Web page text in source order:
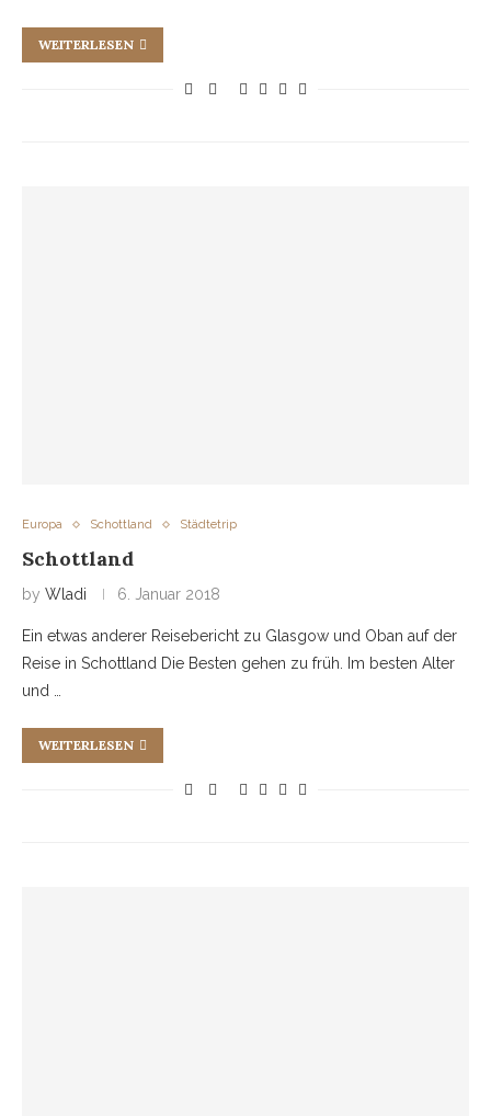
WEITERLESEN
Europa Schottland Städtetrip
Schottland
by Wladi 6. Januar 2018
Ein etwas anderer Reisebericht zu Glasgow und Oban auf der
Reise in Schottland Die Besten gehen zu früh. Im besten Alter
und …
WEITERLESEN